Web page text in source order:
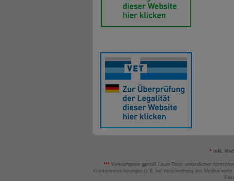
* inkl.
*** Verkaufspreis gemäß Lauer-Taxe; verbindlicher
Krankenversicherungen (z.B. bei Verschreibung des